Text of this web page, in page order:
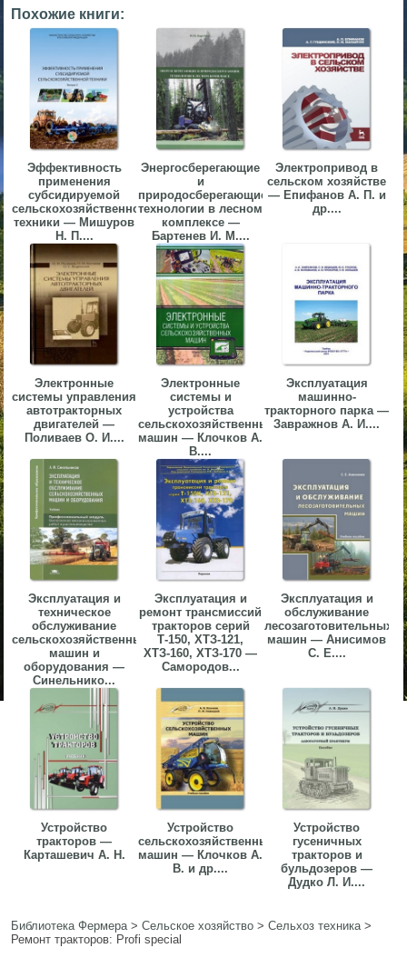
Похожие книги:
Эффективность
применения
субсидируемой
сельскохозяйственной
техники — Мишуров
Н. П....
Энергосберегающие
и
природосберегающие
технологии в лесном
комплексе —
Бартенев И. М....
Электропривод в
сельском хозяйстве
— Епифанов А. П. и
др....
Электронные
системы управления
автотракторных
двигателей —
Поливаев О. И....
Электронные
системы и
устройства
сельскохозяйственных
машин — Клочков А.
В....
Эксплуатация
машинно-
тракторного парка —
Завражнов А. И....
Эксплуатация и
техническое
обслуживание
сельскохозяйственных
машин и
оборудования —
Синельнико...
Эксплуатация и
ремонт трансмиссий
тракторов серий
Т-150, ХТЗ-121,
ХТЗ-160, ХТЗ-170 —
Самородов...
Эксплуатация и
обслуживание
лесозаготовительных
машин — Анисимов
С. Е....
Устройство
тракторов —
Карташевич А. Н.
Устройство
сельскохозяйственных
машин — Клочков А.
В. и др....
Устройство
гусеничных
тракторов и
бульдозеров —
Дудко Л. И....
Библиотека Фермера>Сельское хозяйство >Сельхоз техника>
Ремонт тракторов: Profi special
▼
▼
▼
▼